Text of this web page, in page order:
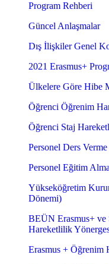
Program Rehberi
Güncel Anlaşmalar
Dış İlişkiler Genel
2021 Erasmus+
Ülkelere Göre Hibe
Öğrenci Öğrenim
Öğrenci Staj
Personel Ders
Personel Eğitim
Yükseköğretim
Dönemi)
BEÜN Erasmus+ ve
Hareketlilik
Erasmus + Öğrenim